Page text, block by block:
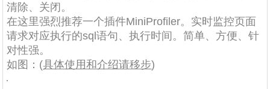
清除、关闭。
在这里强烈推荐一个插件MiniProfiler。实时监控页面
请求对应执行的sql语句、执行时间。简单、方便、针
对性强。
如图：(具体使用和介绍请移步)